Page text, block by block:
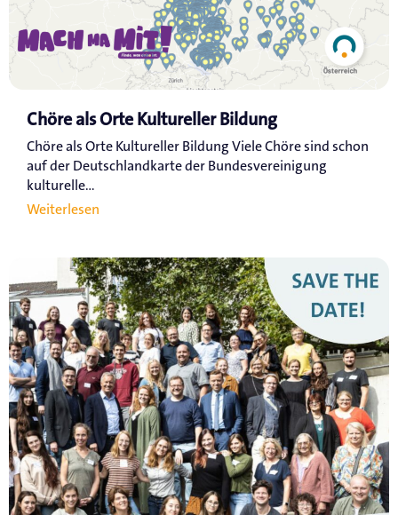
Chöre als Orte Kultureller Bildung
Chöre als Orte Kultureller Bildung Viele Chöre sind schon
auf der Deutschlandkarte der Bundesvereinigung
kulturelle...
Weiterlesen